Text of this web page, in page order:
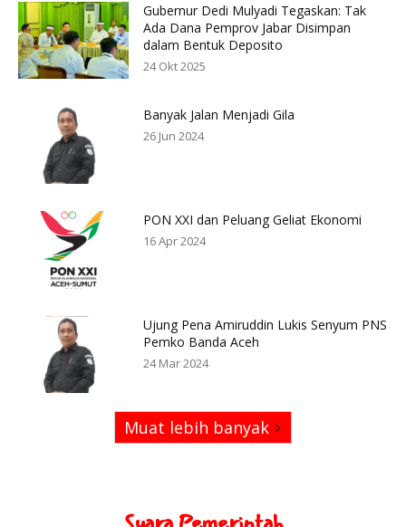
Gubernur Dedi Mulyadi Tegaskan: Tak
Ada Dana Pemprov Jabar Disimpan
dalam Bentuk Deposito
24 Okt 2025
Banyak Jalan Menjadi Gila
26 Jun 2024
PON XXI dan Peluang Geliat Ekonomi
16 Apr 2024
Ujung Pena Amiruddin Lukis Senyum PNS
Pemko Banda Aceh
24 Mar 2024
Muat lebih banyak